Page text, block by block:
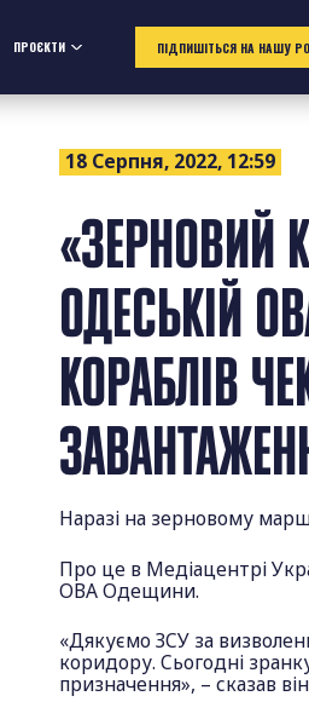
ПРОЄКТИ ПІДПИШІТЬСЯ НА НАШУ
18 Серпня, 2022, 12:59
«ЗЕРНОВИЙ
ОДЕСЬКІЙ
КОРАБЛІВ
Наразі на зерновому
Про це в Медіацентрі
ОВА Одещини.
«Дякуємо ЗСУ за
коридору. Сьогодні
призначення», – сказав